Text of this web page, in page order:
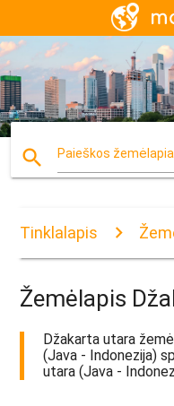
search Paieškos
Tinklalapis
Žemėlapis
Džakarta utara
(Java - Indonezija)
utara (Java -